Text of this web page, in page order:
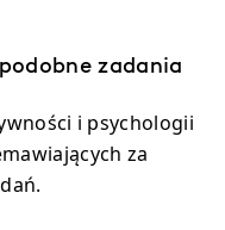
zadania
i psychologii
za